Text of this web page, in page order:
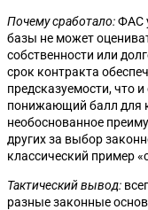
Почему сработало:ФАС
базы не может
собственности или
срок контракта
предсказуемости, что
понижающий балл для
необоснованное
других за выбор
классический пример
Тактический вывод:
разные законные